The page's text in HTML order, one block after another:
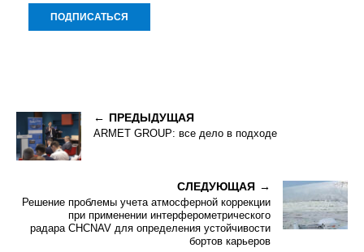
ПРЕДЫДУЩАЯ
ARMET GROUP: все дело в подходе
СЛЕДУЮЩАЯ
Решение проблемы учета атмосферной коррекции
при применении интерферометрического
радара CHCNAV для определения устойчивости
бортов карьеров